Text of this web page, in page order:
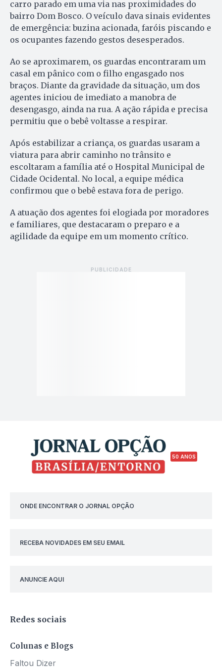
carro parado em uma via nas proximidades do
bairro Dom Bosco. O veículo dava sinais evidentes
de emergência: buzina acionada, faróis piscando e
os ocupantes fazendo gestos desesperados.
Ao se aproximarem, os guardas encontraram um
casal em pânico com o filho engasgado nos
braços. Diante da gravidade da situação, um dos
agentes iniciou de imediato a manobra de
desengasgo, ainda na rua. A ação rápida e precisa
permitiu que o bebê voltasse a respirar.
Após estabilizar a criança, os guardas usaram a
viatura para abrir caminho no trânsito e
escoltaram a família até o Hospital Municipal de
Cidade Ocidental. No local, a equipe médica
confirmou que o bebê estava fora de perigo.
A atuação dos agentes foi elogiada por moradores
e familiares, que destacaram o preparo e a
agilidade da equipe em um momento crítico.
50 ANOS
ONDE ENCONTRAR O JORNAL OPÇÃO
RECEBA NOVIDADES EM SEU EMAIL
ANUNCIE AQUI
Redes sociais
Colunas e Blogs
Faltou Dizer